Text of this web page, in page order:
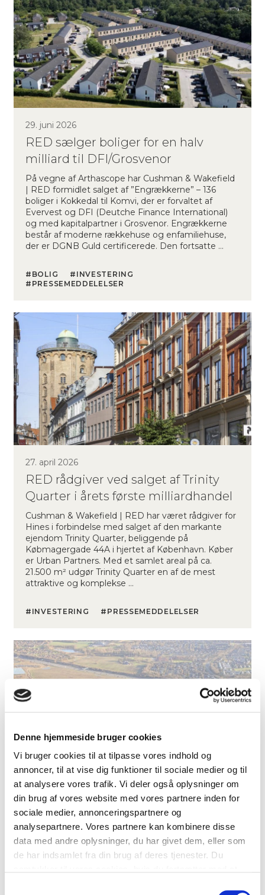
Denne hjemmeside bruger cookies
Vi bruger cookies til at tilpasse vores indhold og
annoncer, til at vise dig funktioner til sociale medier og til
at analysere vores trafik. Vi deler også oplysninger om
din brug af vores website med vores partnere inden for
sociale medier, annonceringspartnere og
analysepartnere. Vores partnere kan kombinere disse
data med andre oplysninger, du har givet dem, eller som
de har indsamlet fra din brug af deres tjenester. Du
29. juni 2026
RED sælger boliger for en halv
milliard til DFI/Grosvenor
På vegne af Arthascope har Cushman & Wakefield
| RED formidlet salget af ”Engrækkerne” – 136
boliger i Kokkedal til Komvi, der er forvaltet af
Evervest og DFI (Deutche Finance International)
og med kapitalpartner i Grosvenor. Engrækkerne
består af moderne rækkehuse og enfamiliehuse,
der er DGNB Guld certificerede. Den fortsatte …
BOLIG
INVESTERING
PRESSEMEDDELELSER
27. april 2026
RED rådgiver ved salget af Trinity
Quarter i årets første milliardhandel
Cushman & Wakefield | RED har været rådgiver for
Hines i forbindelse med salget af den markante
ejendom Trinity Quarter, beliggende på
Købmagergade 44A i hjertet af København. Køber
er Urban Partners. Med et samlet areal på ca.
21.500 m² udgør Trinity Quarter en af de mest
attraktive og komplekse …
INVESTERING PRESSEMEDDELELSER
22. april 2026
Endnu en boligtransaktion med
udenlandsk investor
Cushman & Wakefield | RED har formidlet salget af
97 rækkehuse i Greve til Komvi RED har på vegne
Komvi, som er et JV-selskab mellem Evervest og